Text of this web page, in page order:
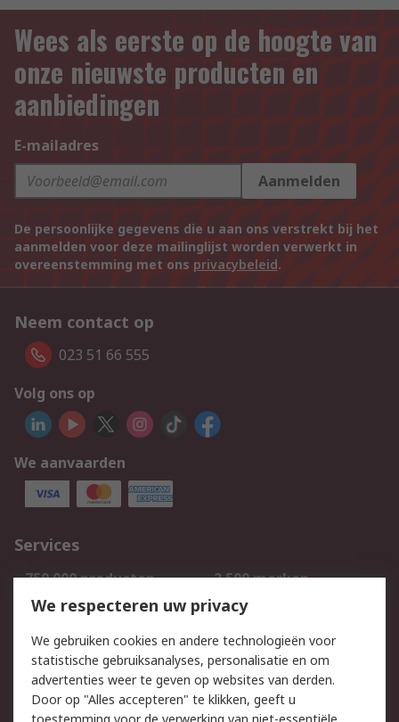
Wees als eerste op de hoogte van
onze nieuwste producten en
aanbiedingen
E-mailadres
Aanmelden
De persoonlijke gegevens die u aan ons verstrekt bij het
aanmelden voor deze mailinglijst worden verwerkt in
overeenstemming met ons privacybeleid.
Neem contact op
023 51 66 555
Volg ons op
We aanvaarden
Services
750.000 producten
2.500 merken
Bestellen
Inkoopoplossingen
Track & Trace
Wettelijk
We respecteren uw privacy
We gebruiken cookies en andere technologieën voor
statistische gebruiksanalyses, personalisatie en om
advertenties weer te geven op websites van derden.
Door op "Alles accepteren" te klikken, geeft u